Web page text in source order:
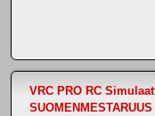
VRC PRO RC
SUOMENMESTARUUS